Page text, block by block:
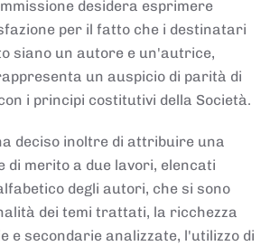
desidera esprimere
per il fatto che i destinatari
siano un autore e un'autrice,
un auspicio di parità di
i principi costitutivi della Società.
deciso inoltre di attribuire una
di merito a due lavori, elencati
degli autori, che si sono
dei temi trattati, la ricchezza
e secondarie analizzate, l'utilizzo di